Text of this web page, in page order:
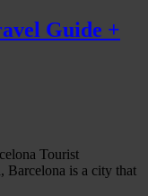
Guide +
Tourist
Barcelona is a city that